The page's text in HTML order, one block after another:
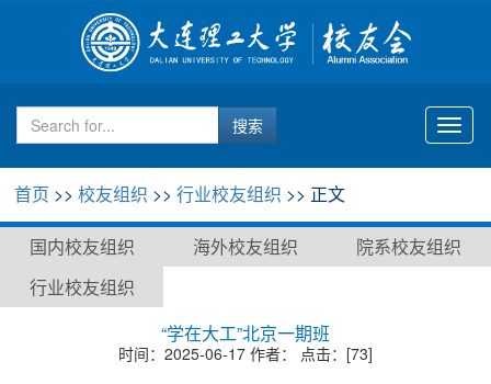
首页 >>校友组织 >>行业校友组织 >> 正文
国内校友组织 海外校友组织
院系校友组织
行业校友组织
“学在大工”北京一期班
时间：2025-06-17 作者： 点击：[73]